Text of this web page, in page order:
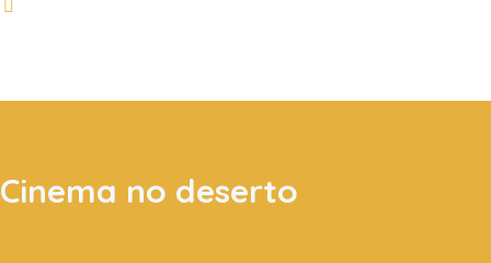
Cinema no deserto